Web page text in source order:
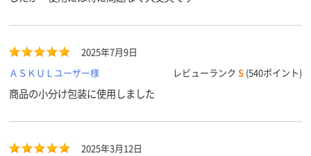
2025年7月9日
ＡＳＫＵＬユーザー様
レビューランク S (540ポイント)
商品の小分け包装に使用しました
2025年3月12日